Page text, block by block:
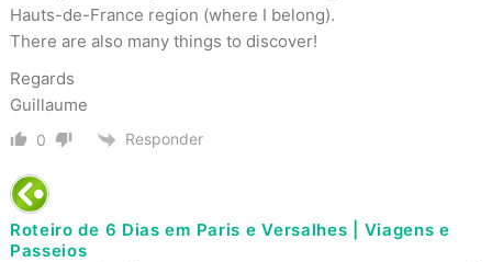
Hauts-de-France region (where I belong).
There are also many things to discover!
Regards
Guillaume
0 Responder
Roteiro de 6 Dias em Paris e Versalhes | Viagens e
Passeios